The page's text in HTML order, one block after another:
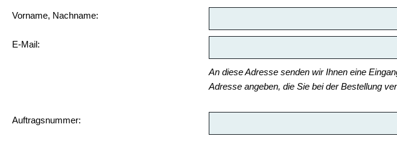
Vorname, Nachname:
E-Mail:
An diese Adresse senden wir Ihnen eine
Adresse angeben, die Sie bei der Bestellung
Auftragsnummer: